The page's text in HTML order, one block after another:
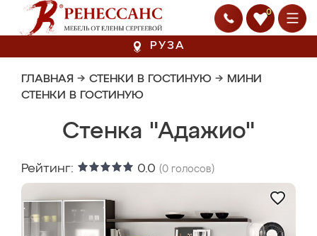
0
РУЗА
ГЛАВНАЯ → СТЕНКИ В ГОСТИНУЮ → МИНИ
СТЕНКИ В ГОСТИНУЮ
Стенка "Адажио"
Рейтинг: 0.0 (0 голосов)